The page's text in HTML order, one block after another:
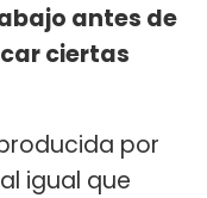
antes de
ciertas
por
igual que